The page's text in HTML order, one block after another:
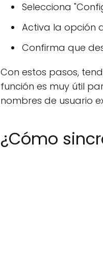
Selecciona
Activa la opción
Confirma que
Con estos pasos,
función es muy útil
nombres de usuario
¿Cómo